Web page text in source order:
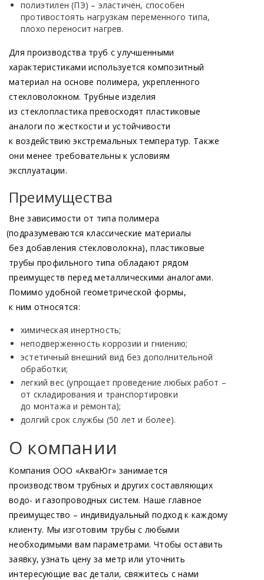
полиэтилен (ПЭ) – эластичен, способен
противостоять нагрузкам переменного типа,
плохо переносит нагрев.
Для производства труб с улучшенными
характеристиками используется композитный
материал на основе полимера, укрепленного
стекловолокном. Трубные изделия
из стеклопластика превосходят пластиковые
аналоги по жесткости и устойчивости
к воздействию экстремальных температур. Также
они менее требовательны к условиям
эксплуатации.
Преимущества
Вне зависимости от типа полимера
(подразумеваются классические материалы
без добавления стекловолокна), пластиковые
трубы профильного типа обладают рядом
преимуществ перед металлическими аналогами.
Помимо удобной геометрической формы,
к ним относятся:
химическая инертность;
неподверженность коррозии и гниению;
эстетичный внешний вид без дополнительной
обработки;
легкий вес (упрощает проведение любых работ –
от складирования и транспортировки
до монтажа и ремонта);
долгий срок службы (50 лет и более).
О компании
Компания ООО «АкваЮг» занимается
производством трубных и других составляющих
водо- и газопроводных систем. Наше главное
преимущество – индивидуальный подход к каждому
клиенту. Мы изготовим трубы с любыми
необходимыми вам параметрами. Чтобы оставить
заявку, узнать цену за метр или уточнить
интересующие вас детали, свяжитесь с нами